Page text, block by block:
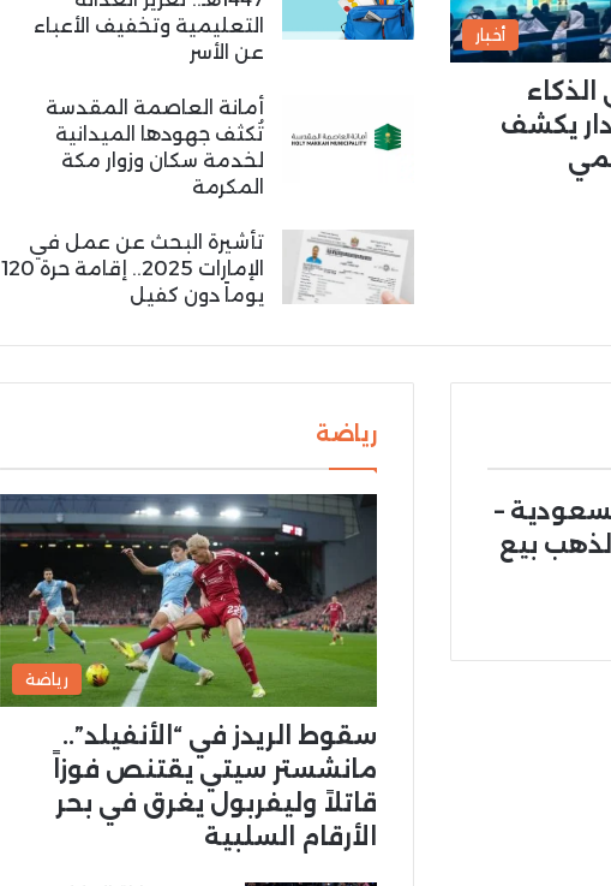
أخبار
يكشف
التعليمية وتخفيف الأعباء
عن الأسر
أمانة العاصمة المقدسة
تُكثف جهودها الميدانية
لخدمة سكان وزوار مكة
المكرمة
تأشيرة البحث عن عمل في
الإمارات 2025.. إقامة حرة 120
يوماً دون كفيل
–
بيع
رياضة
رياضة
سقوط الريدز في “الأنفيلد”..
مانشستر سيتي يقتنص فوزاً
قاتلاً وليفربول يغرق في بحر
الأرقام السلبية